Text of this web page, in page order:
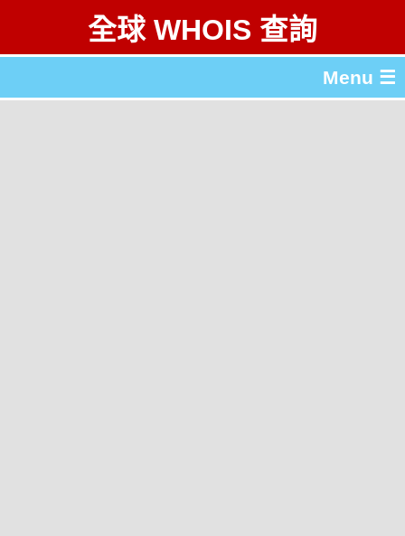
全球 WHOIS 查詢
Menu ☰